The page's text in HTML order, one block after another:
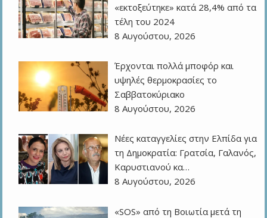
«εκτοξεύτηκε» κατά 28,4% από τα
τέλη του 2024
8 Αυγούστου, 2026
Έρχονται πολλά μποφόρ και
υψηλές θερμοκρασίες το
Σαββατοκύριακο
8 Αυγούστου, 2026
Νέες καταγγελίες στην Ελπίδα για
τη Δημοκρατία: Γρατσία, Γαλανός,
Καρυστιανού κα…
8 Αυγούστου, 2026
«SOS» από τη Βοιωτία μετά τη